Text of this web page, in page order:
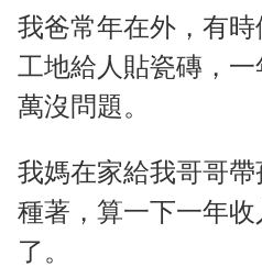
我爸常年在外，有
工地給人貼瓷磚，
萬沒問題。
我媽在家給我哥哥
種著，算一下一年
了。